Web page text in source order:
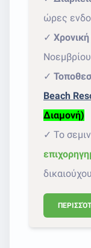
ώρες
✓
✓
Beach
Διαμονή)
✓ Το